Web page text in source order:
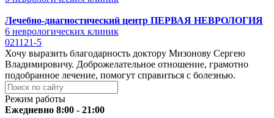
Лечебно-диагностический центр ПЕРВАЯ НЕВРОЛОГИЯ
6 неврологических клиник
021121-5
Хочу выразить благодарность доктору Мизонову Сергею
Владимировичу. Доброжелательное отношение, грамотно
подобранное лечение, помогут справиться с болезнью.
Режим работы
Ежедневно 8:00 - 21:00